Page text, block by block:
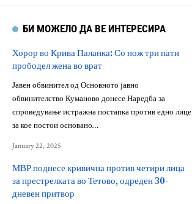
БИ МОЖЕЛО ДА ВЕ ИНТЕРЕСИРА
Хорор во Крива Паланка: Со нож три пати
прободел жена во врат
Јавен обвинител од Основното јавно
обвинителство Куманово донесе Наредба за
спроведување истражна постапка против едно лице
за кое постои основано…
January 22, 2025
МВР поднесе кривична против четири лица
за престрелката во Тетово, одреден 30-
дневен притвор